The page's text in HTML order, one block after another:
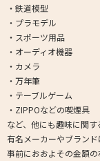
・鉄道模型
・プラモデル
・スポーツ用品
・オーディオ機器
・カメラ
・万年筆
・テーブルゲーム
・ZIPPOなどの喫煙具
など、他にも趣味に関す
有名メーカーやブランド
事前におおよその金額